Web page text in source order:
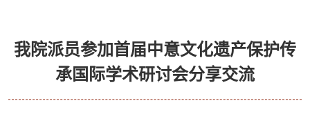
我院派员参加首届中意文化遗产保护传
承国际学术研讨会分享交流